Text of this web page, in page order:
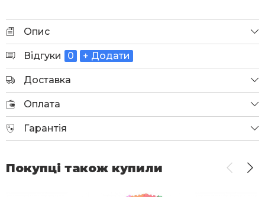
Опис
Відгуки 0 + Додати
Доставка
Оплата
Гарантія
Покупці також купили